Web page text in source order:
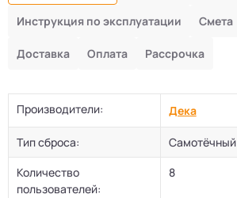
Инструкция по эксплуатации Смета
Доставка Оплата Рассрочка
Производители: Дека
Тип сброса:
Самотёчный
Количество
пользователей:
8